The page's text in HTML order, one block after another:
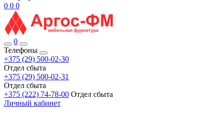
0 0 0
0
Телефоны
+375 (29) 500-02-30
Отдел сбыта
+375 (29) 500-02-31
Отдел сбыта
+375 (222) 74-78-00 Отдел сбыта
Личный кабинет